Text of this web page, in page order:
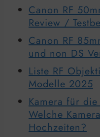
Canon RF
Review /
Canon RF
und non DS
Liste RF
Modelle 2025
Kamera für
Welche
Hochzeiten?